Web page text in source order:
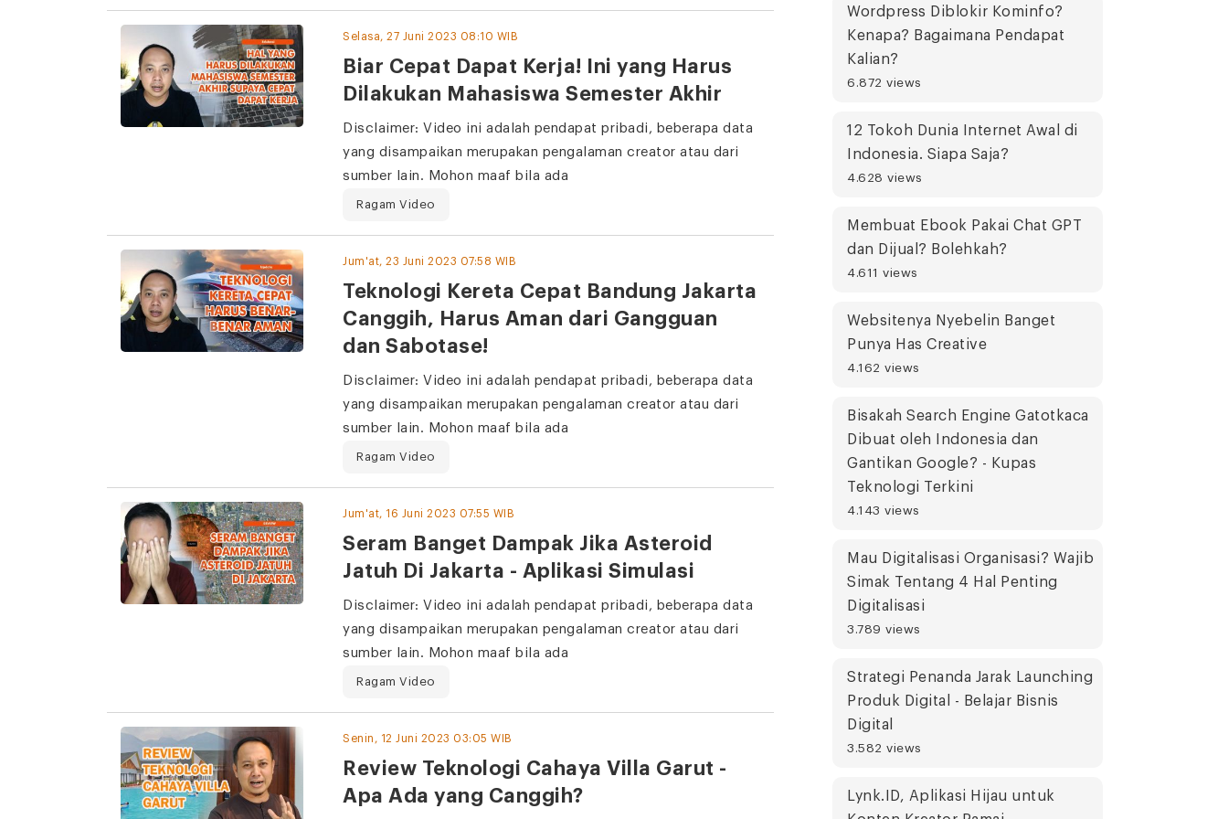
Selasa, 27 Juni 2023 08:10 WIB
Biar Cepat Dapat Kerja! Ini yang Harus
Dilakukan Mahasiswa Semester Akhir
Disclaimer: Video ini adalah pendapat pribadi, beberapa data
yang disampaikan merupakan pengalaman creator atau dari
sumber lain. Mohon maaf bila ada
Ragam Video
Jum'at, 23 Juni 2023 07:58 WIB
Teknologi Kereta Cepat Bandung Jakarta
Canggih, Harus Aman dari Gangguan
dan Sabotase!
Disclaimer: Video ini adalah pendapat pribadi, beberapa data
yang disampaikan merupakan pengalaman creator atau dari
sumber lain. Mohon maaf bila ada
Ragam Video
Jum'at, 16 Juni 2023 07:55 WIB
Seram Banget Dampak Jika Asteroid
Jatuh Di Jakarta - Aplikasi Simulasi
Disclaimer: Video ini adalah pendapat pribadi, beberapa data
yang disampaikan merupakan pengalaman creator atau dari
sumber lain. Mohon maaf bila ada
Ragam Video
Senin, 12 Juni 2023 03:05 WIB
Review Teknologi Cahaya Villa Garut -
Apa Ada yang Canggih?
Wordpress Diblokir Kominfo?
Kenapa? Bagaimana Pendapat
Kalian?
6.872 views
12 Tokoh Dunia Internet Awal di
Indonesia. Siapa Saja?
4.628 views
Membuat Ebook Pakai Chat GPT
dan Dijual? Bolehkah?
4.611 views
Websitenya Nyebelin Banget
Punya Has Creative
4.162 views
Bisakah Search Engine Gatotkaca
Dibuat oleh Indonesia dan
Gantikan Google? - Kupas
Teknologi Terkini
4.143 views
Mau Digitalisasi Organisasi? Wajib
Simak Tentang 4 Hal Penting
Digitalisasi
3.789 views
Strategi Penanda Jarak Launching
Produk Digital - Belajar Bisnis
Digital
3.582 views
Lynk.ID, Aplikasi Hijau untuk